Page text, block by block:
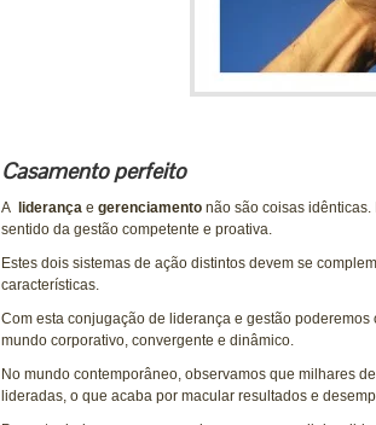
Casamento perfeito
A liderança e gerenciamento não são coisas
sentido da gestão competente e proativa.
Estes dois sistemas de ação distintos devem se
características.
Com esta conjugação de liderança e gestão
mundo corporativo, convergente e dinâmico.
No mundo contemporâneo, observamos que milhares
lideradas, o que acaba por macular resultados e